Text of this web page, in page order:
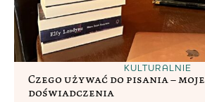
KULTURALNIE
Czego używać do pisania – moje
doświadczenia